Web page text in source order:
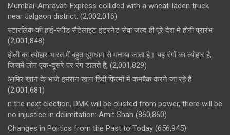
Mumbai-Amravati Express collided with a wheat-laden truck
near Jalgaon district. (2,002,016)
स्टारलिंक की हाई-स्पीड सैटेलाइट इंटरनेट सेवा जल्द ही पूरे देश मे होगी प्रारंभ
(2,001,848)
होली का त्योहार भारत में बहुत धूमधाम से मनाया जाता है। यह रंगों का त्योहार है,
जिसमें लोग एक-दूसरे पर रंग डालते हैं, (2,001,829)
आमिर खान के भांजे इमरान खान हिंदी फिल्मों में कमबैक करने जा रहे हैं
(2,001,681)
n the next election, DMK will be ousted from power, there will be
no injustice in delimitation: Amit Shah (860,860)
Changes in Politics from the Past to Today (656,945)